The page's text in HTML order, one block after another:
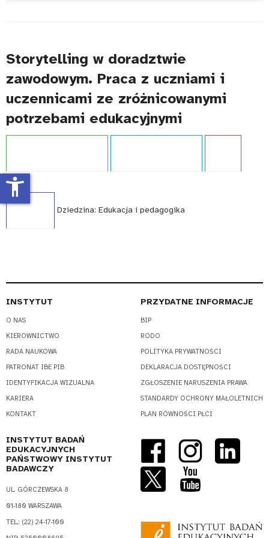
Storytelling w doradztwie
zawodowym. Praca z uczniami i
uczennicami ze zróżnicowanymi
potrzebami edukacyjnymi
WCAG - TAK
Dziedzina: Edukacja i pedagogika
INSTYTUT
O NAS
KIEROWNICTWO
RADA NAUKOWA
PATRONAT IBE PIB
IDENTYFIKACJA WIZUALNA
KARIERA
KONTAKT
PRZYDATNE INFORMACJE
BIP
RODO
POLITYKA PRYWATNOŚCI
DEKLARACJA DOSTĘPNOŚCI
ZGŁOSZENIE NARUSZENIA PRAWA
STANDARDY OCHRONY MAŁOLETNICH
PLAN RÓWNOŚCI PŁCI
INSTYTUT BADAŃ
EDUKACYJNYCH
PAŃSTWOWY INSTYTUT
BADAWCZY
UL. GÓRCZEWSKA 8
01-180 WARSZAWA
TEL.: (22) 24-17-100
accessibility_new